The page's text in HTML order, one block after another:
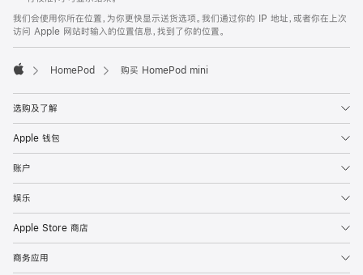
我们会使用你所在位置，为你更快显示送货选项。我们通过你的 IP 地址，或者你在上次
访问 Apple 网站时输入的位置信息，找到了你的位置。
HomePod 购买 HomePod mini
选购及了解
Apple 钱包
账户
娱乐
Apple Store 商店
商务应用